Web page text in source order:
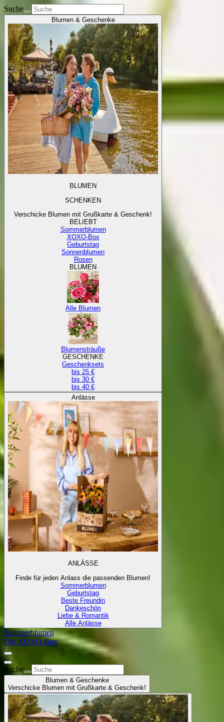
Suche
Blumen & Geschenke
BLUMEN
SCHENKEN
Verschicke Blumen mit Grußkarte & Geschenk!
BELIEBT
Sommerblumen
XOXO-Box
Geburtstag
Sonnenblumen
Rosen
BLUMEN
Alle Blumen
Blumensträuße
GESCHENKE
Geschenksets
bis 25 €
bis 30 €
bis 40 €
Anlässe
ANLÄSSE
Finde für jeden Anlass die passenden Blumen!
Sommerblumen
Geburtstag
Beste Freundin
Dankeschön
Liebe & Romantik
Alle Anlässe
Sommerblumen
Die XOXO-Box
Suche
Blumen & Geschenke
Verschicke Blumen mit Grußkarte & Geschenk!